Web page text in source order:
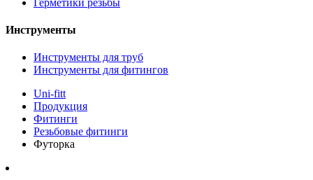
Инструменты
Инструменты для труб
Инструменты для фитингов
Uni-fitt
Продукция
Фитинги
Резьбовые фитинги
Футорка